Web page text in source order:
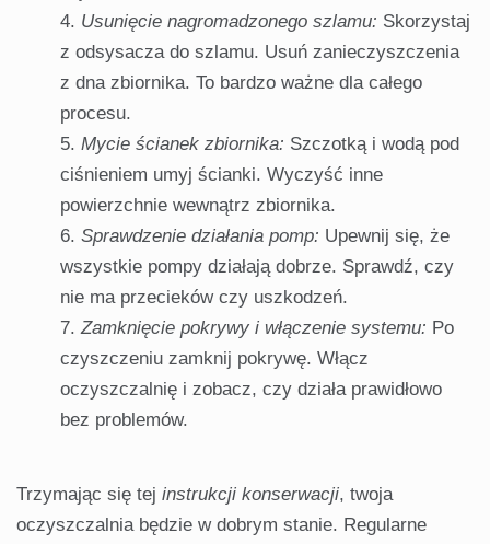
Usunięcie nagromadzonego szlamu: Skorzystaj
z odsysacza do szlamu. Usuń zanieczyszczenia
z dna zbiornika. To bardzo ważne dla całego
procesu.
Mycie ścianek zbiornika: Szczotką i wodą pod
ciśnieniem umyj ścianki. Wyczyść inne
powierzchnie wewnątrz zbiornika.
Sprawdzenie działania pomp: Upewnij się, że
wszystkie pompy działają dobrze. Sprawdź, czy
nie ma przecieków czy uszkodzeń.
Zamknięcie pokrywy i włączenie systemu: Po
czyszczeniu zamknij pokrywę. Włącz
oczyszczalnię i zobacz, czy działa prawidłowo
bez problemów.
Trzymając się tej instrukcji konserwacji, twoja
oczyszczalnia będzie w dobrym stanie. Regularne